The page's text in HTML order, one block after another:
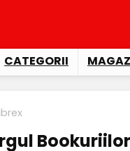
CATEGORII